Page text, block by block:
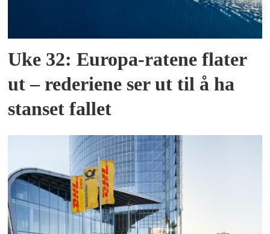
Uke 32: Europa-ratene flater
ut – rederiene ser ut til å ha
stanset fallet